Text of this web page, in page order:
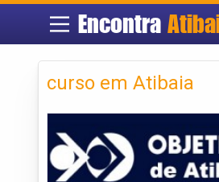
Encontra
curso em Atibaia